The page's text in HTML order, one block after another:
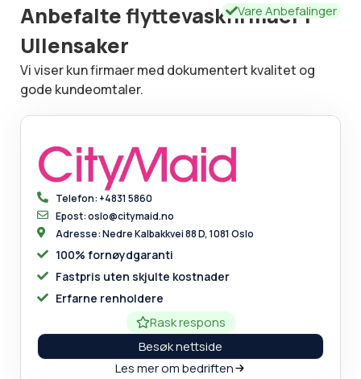
Anbefalte flyttevaskfirmaer i
Ullensaker
Vare Anbefalinger
Vi viser kun firmaer med dokumentert kvalitet og
gode kundeomtaler.
Telefon: +4831 5860
Epost: oslo@citymaid.no
Adresse: Nedre Kalbakkvei 88 D, 1081 Oslo
100% fornøydgaranti
Fastpris uten skjulte kostnader
Erfarne renholdere
Rask respons
Besøk nettside
Les mer om bedriften